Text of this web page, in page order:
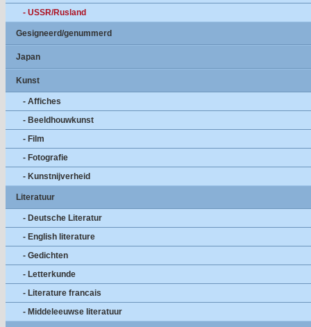
- USSR/Rusland
Gesigneerd/genummerd
Japan
Kunst
- Affiches
- Beeldhouwkunst
- Film
- Fotografie
- Kunstnijverheid
Literatuur
- Deutsche Literatur
- English literature
- Gedichten
- Letterkunde
- Literature francais
- Middeleeuwse literatuur